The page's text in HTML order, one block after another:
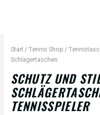
Start/Tennis Shop /
Schlägertaschen
SCHUTZ UND
TENNISSPIELER